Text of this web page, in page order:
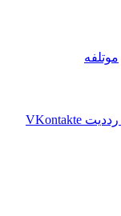
موتلفه
‫رددیت ‫VKontakte